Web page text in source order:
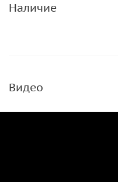
Наличие
Видео